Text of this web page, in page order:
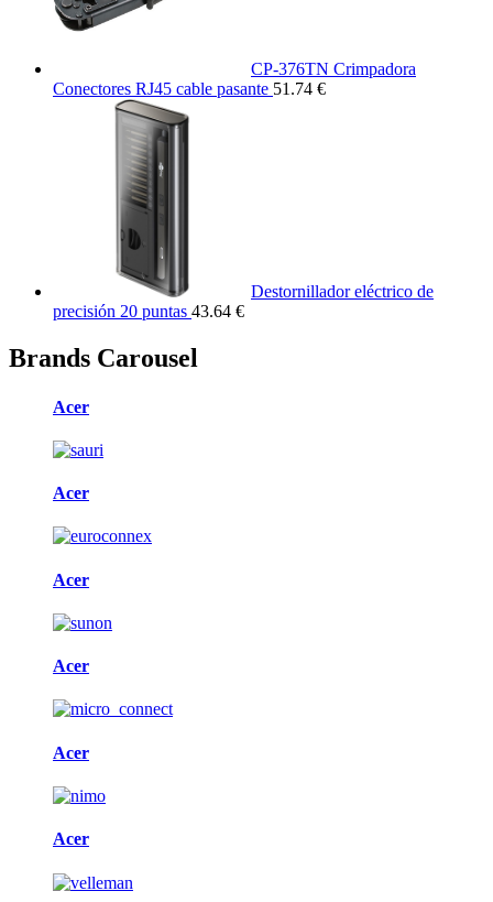
CP-376TN Crimpadora
Conectores RJ45 cable pasante 51.74 €
Destornillador eléctrico de
precisión 20 puntas 43.64 €
Brands Carousel
Acer
Acer
Acer
Acer
Acer
Acer